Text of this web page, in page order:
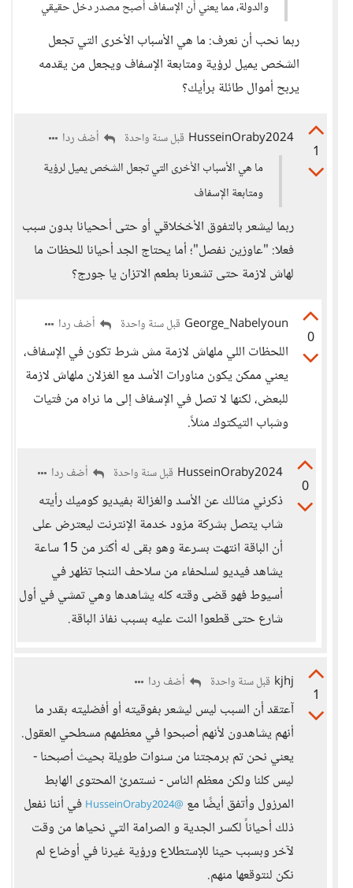
والدولة، مما يعني أن الإسفاف أصبح مصدر دخل حقيقي
ربما نحب أن نعرف: ما هي الأسباب الأخرى التي تجعل
الشخص يميل لرؤية ومتابعة الإسفاف ويجعل من يقدمه
يربح أموال طائلة برأيك؟
1
HusseinOraby2024 قبل سنة واحدة
أضف ردا
ما هي الأسباب الأخرى التي تجعل الشخص يميل لرؤية
ومتابعة الإسفاف
ربما ليشعر بالتفوق الأخخلاقي أو حتى أححيانا بدون سبب
فعلا: "عاوزين نفصل"؛ أما يحتاج الجد أحيانا للحظات ما
لهاش لازمة حتى تشعرنا بطعم الاتزان يا جورج؟
0
George_Nabelyoun قبل سنة واحدة أضف ردا
اللحظات اللي ملهاش لازمة مش شرط تكون في الإسفاف،
يعني ممكن يكون مناورات الأسد مع الغزلان ملهاش لازمة
للبعض، لكنها لا تصل في الإسفاف إلى ما نراه من فتيات
وشباب التيكتوك مثلاً.
0
HusseinOraby2024 قبل سنة واحدة أضف ردا
ذكرني مثالك عن الأسد والغزالة بفيديو كوميك رأيته
شاب يتصل بشركة مزود خدمة الإنترنت ليعترض على
أن الباقة انتهت بسرعة وهو بقى له أكثر من 15 ساعة
يشاهد فيديو لسلحفاء من سلاحف الننجا تظهر في
أسيوط فهو قضى وقته كله يشاهدها وهي تمشي في أول
شارع حتى قطعوا النت عليه بسبب نفاذ الباقة.
1
kjhj قبل سنة واحدة أضف ردا
آعتقد أن السبب ليس ليشعر بفوقيته أو أفضليته بقدر ما
أنهم يشاهدون لأنهم أصبحوا في معظمهم مسطحي العقول.
يعني نحن تم برمجتنا من سنوات طويلة بحيث أصبحنا -
ليس كلنا ولكن معظم الناس - نستمرئ المحتوى الهابط
المرزول وأتفق أيضًا مع @HusseinOraby2024
في أننا نفعل
ذلك أحياناً لكسر الجدية و الصرامة التي نحياها من وقت
لآخر وبسبب حينا للإستطلاع ورؤية غيرنا في أوضاع لم
نكن لنتوقعها منهم.